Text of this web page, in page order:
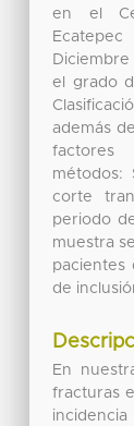
en el
el grado
además
factores
métodos:
corte
periodo
muestra
pacientes
de
En
fracturas